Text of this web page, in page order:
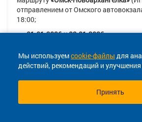
отправлением от Омского
18:00;
01.01.2026 и 02.01.2026отменены
отправлением от Омского
01.01.2026отменить рейс по
Омского автовокзала19:00;
отменить рейс по
Новоархангелка»(ИП Трофимчук В.М)
Мы используемcookie-файлы для
действий, рекомендаций и улучшения
Принять